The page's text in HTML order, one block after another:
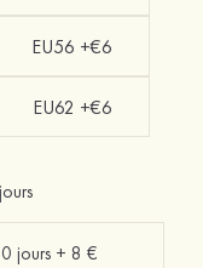
EU56 +€6
EU62 +€6
jours + 8 €